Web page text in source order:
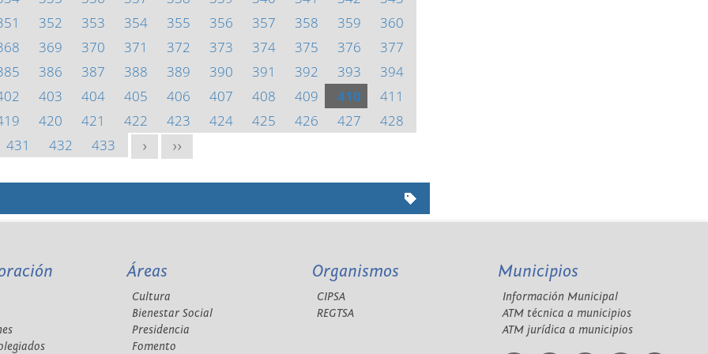
352 353 354 355 356 357 358 359
360
369 370 371 372 373 374 375 376
377
386 387 388 389 390 391 392 393
394
403 404 405 406 407 408 409 410
411
420 421 422 423 424 425 426 427
428
431
432 433 > >>
Áreas
Cultura
Bienestar Social
Presidencia
Fomento
Organismos
CIPSA
REGTSA
Municipios
Información Municipal
ATM técnica a municipios
ATM jurídica a municipios